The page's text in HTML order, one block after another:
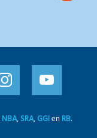
NBA,SRA,GGIen RB.